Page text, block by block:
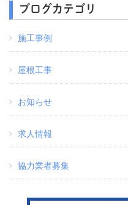
ブログカテゴリ
施工事例
屋根工事
お知らせ
求人情報
協力業者募集